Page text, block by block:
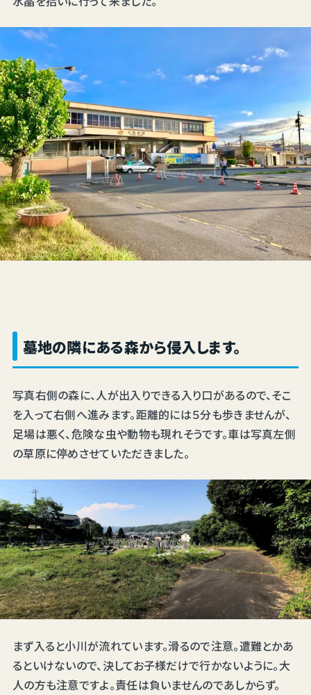
墓地の隣にある森から侵入します。
写真右側の森に、人が出入りできる入り口があるので、そこ
を入って右側へ進みます。距離的には５分も歩きませんが、
足場は悪く、危険な虫や動物も現れそうです。車は写真左側
の草原に停めさせていただきました。
まず入ると小川が流れています。滑るので注意。遭難とかあ
るといけないので、決してお子様だけで行かないように。大
人の方も注意ですよ。責任は負いませんのであしからず。